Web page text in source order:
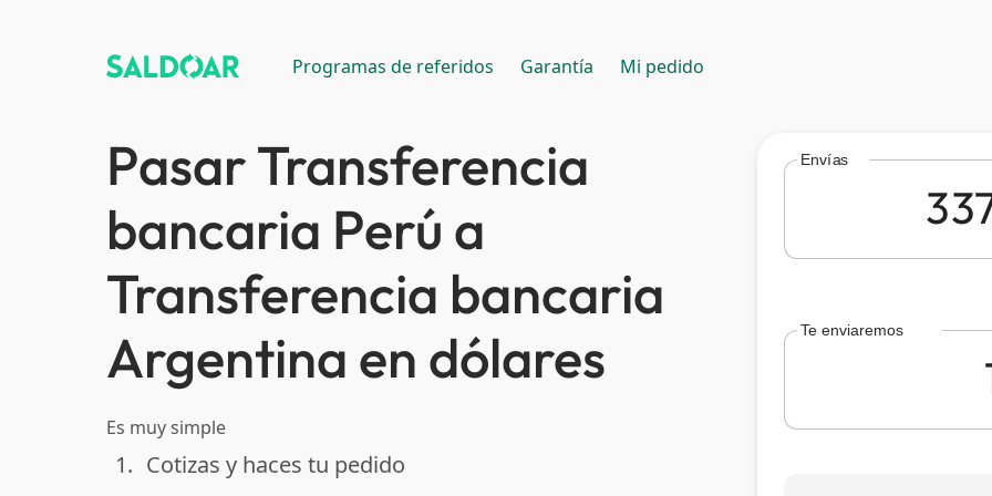
Programas de referidos Garantía Mi pedido
Pasar Transferencia
bancaria Perú a
Transferencia bancaria
Argentina en dólares
Es muy simple
done
1. Cotizas y haces tu pedido
Envías
Te enviaremos